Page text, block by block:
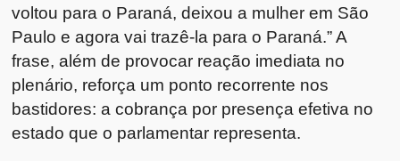
voltou para o Paraná, deixou a mulher em São
Paulo e agora vai trazê-la para o Paraná.” A
frase, além de provocar reação imediata no
plenário, reforça um ponto recorrente nos
bastidores: a cobrança por presença efetiva no
estado que o parlamentar representa.